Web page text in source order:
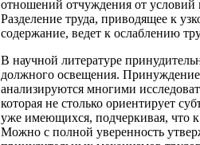
отношений отчуждения от условий
Разделение труда, приводящее к
содержание, ведет к ослаблению
В научной литературе
должного освещения.
анализируются многими
которая не столько ориентирует
уже имеющихся, подчеркивая, что к
Можно с полной уверенность